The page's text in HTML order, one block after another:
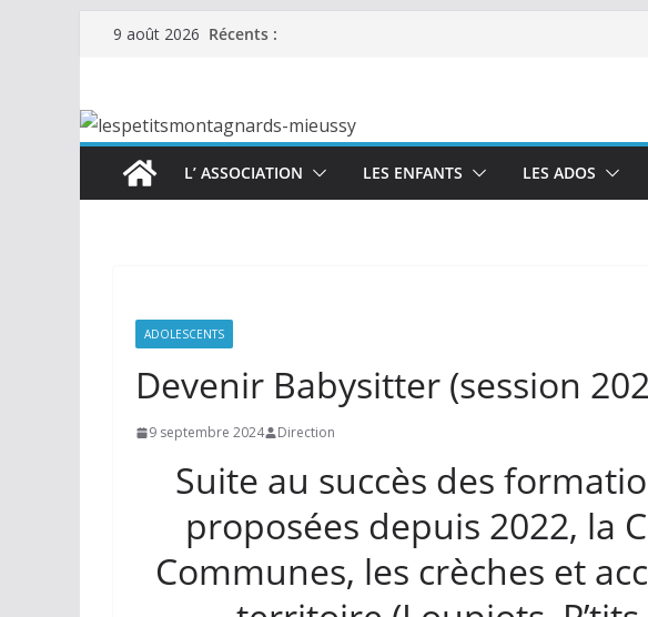
Passer9 août 2026 Récents :
L’ ASSOCIATION LES ENFANTS LES ADOS
ADOLESCENTS
Devenir Babysitter (session
9 septembre 2024 Direction
Suite au succès des
proposées depuis 2022, la
Communes, les crèches et